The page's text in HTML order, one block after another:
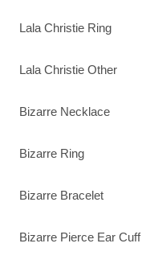
Lala Christie Ring
Lala Christie Other
Bizarre Necklace
Bizarre Ring
Bizarre Bracelet
Bizarre Pierce Ear Cuff